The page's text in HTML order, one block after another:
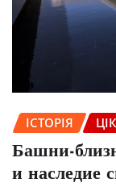
ІСТОРІЯ
Башни-
и наследие